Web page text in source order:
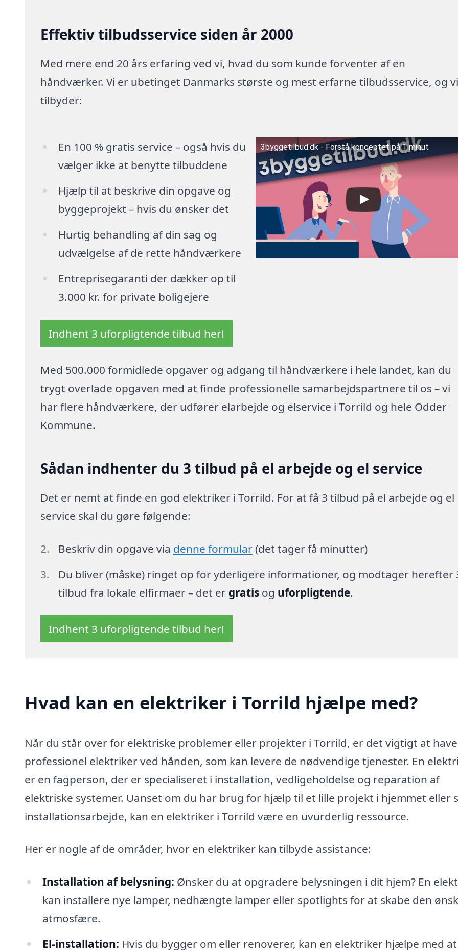
Effektiv tilbudsservice siden år 2000
Med mere end 20 års erfaring ved vi, hvad du som kunde forventer af en
håndværker. Vi er ubetinget Danmarks største og mest erfarne tilbudsservice, og
tilbyder:
En 100 % gratis service – også hvis du
vælger ikke at benytte tilbuddene
Hjælp til at beskrive din opgave og
byggeprojekt – hvis du ønsker det
Hurtig behandling af din sag og
udvælgelse af de rette håndværkere
Entreprisegaranti der dækker op til
3.000 kr. for private boligejere
3byggetilbud.dk - Forstå konceptet på 1 minut
Indhent 3 uforpligtende tilbud her!
Med 500.000 formidlede opgaver og adgang til håndværkere i hele landet, kan du
trygt overlade opgaven med at finde professionelle samarbejdspartnere til os – vi
har flere håndværkere, der udfører elarbejde og elservice i Torrild og hele Odder
Kommune.
Sådan indhenter du 3 tilbud på el arbejde og el service
Det er nemt at finde en god elektriker i Torrild. For at få 3 tilbud på el arbejde og el
service skal du gøre følgende:
Beskriv din opgave via denne formular(det tager få minutter)
Du bliver (måske) ringet op for yderligere informationer, og modtager herefter
tilbud fra lokale elfirmaer – det er gratisog uforpligtende.
Indhent 3 uforpligtende tilbud her!
Hvad kan en elektriker i Torrild hjælpe med?
Når du står over for elektriske problemer eller projekter i Torrild, er det vigtigt at
professionel elektriker ved hånden, som kan levere de nødvendige tjenester. En
er en fagperson, der er specialiseret i installation, vedligeholdelse og reparation af
elektriske systemer. Uanset om du har brug for hjælp til et lille projekt i hjemmet eller
installationsarbejde, kan en elektriker i Torrild være en uvurderlig ressource.
Her er nogle af de områder, hvor en elektriker kan tilbyde assistance:
Installation af belysning: Ønsker du at opgradere belysningen i dit hjem? En
kan installere nye lamper, nedhængte lamper eller spotlights for at skabe den
atmosfære.
El-installation: Hvis du bygger om eller renoverer, kan en elektriker hjælpe med at